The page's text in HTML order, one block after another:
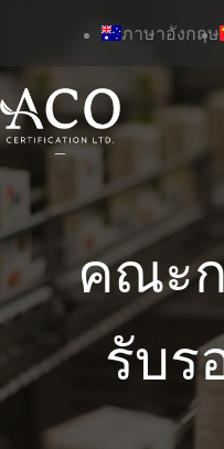
เนื้อหา
ภาษาอังกฤษ
คณะ
รับร